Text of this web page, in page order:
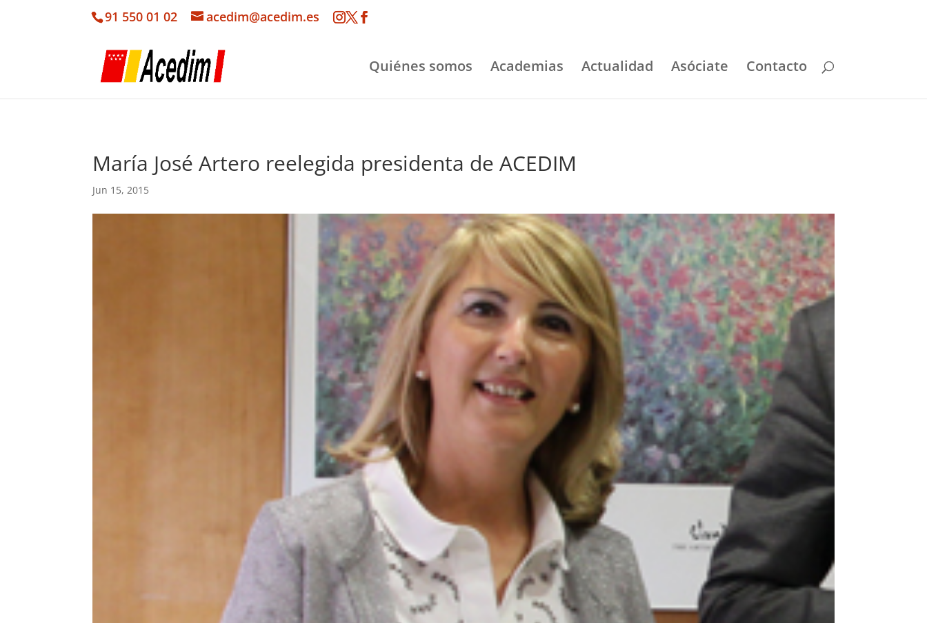
91 550 01 02 acedim@acedim.es
Quiénes somos Academias Actualidad Asóciate Contacto
María José Artero reelegida presidenta de ACEDIM
Jun 15, 2015